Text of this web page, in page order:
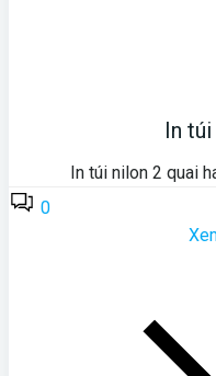
In
In túi nilon 2 quai
0